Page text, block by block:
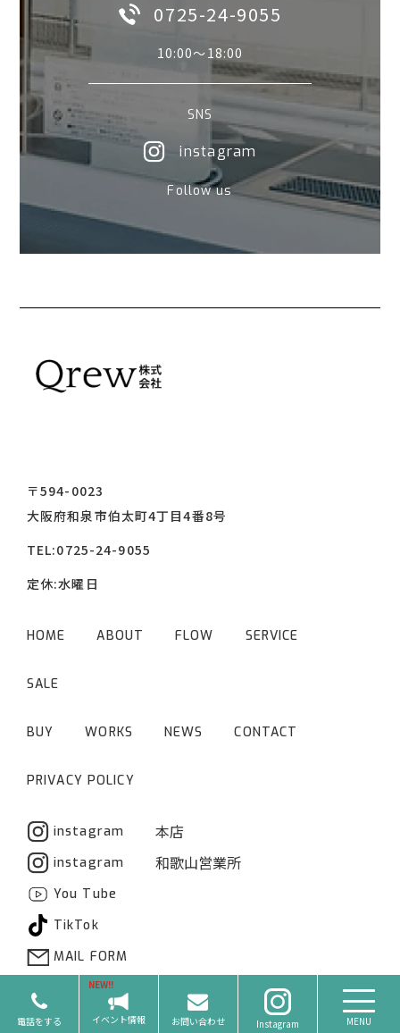
電話をする イベント情報 お問い合わせ Instagram MENU
0725-24-9055
10:00〜18:00
SNS
instagram
Follow us
〒594-0023
大阪府和泉市伯太町4丁目4番8号
TEL:0725-24-9055
定休:水曜日
HOME ABOUT FLOW SERVICE
SALE
BUY WORKS NEWS CONTACT
PRIVACY POLICY
instagram 本店
instagram 和歌山営業所
You Tube
TikTok
MAIL FORM
©2022 Qrew株式会社